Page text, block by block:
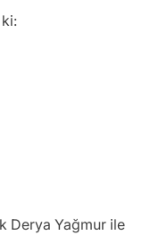
Derya Yağmur ile